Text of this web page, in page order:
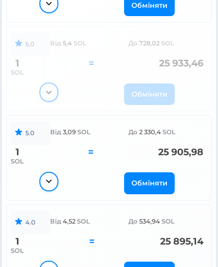
Обміняти
5.0 Від 5,4 SOL До 728,02 SOL
1
SOL
= 25 933,46
Обміняти
5.0 Від 3,09 SOL До 2 330,4 SOL
1
SOL
= 25 905,98
Обміняти
4.0 Від 4,52 SOL До 534,94 SOL
1
SOL
= 25 895,14